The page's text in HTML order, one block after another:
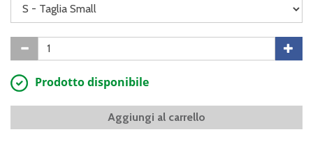
Prodotto disponibile
Aggiungi al carrello